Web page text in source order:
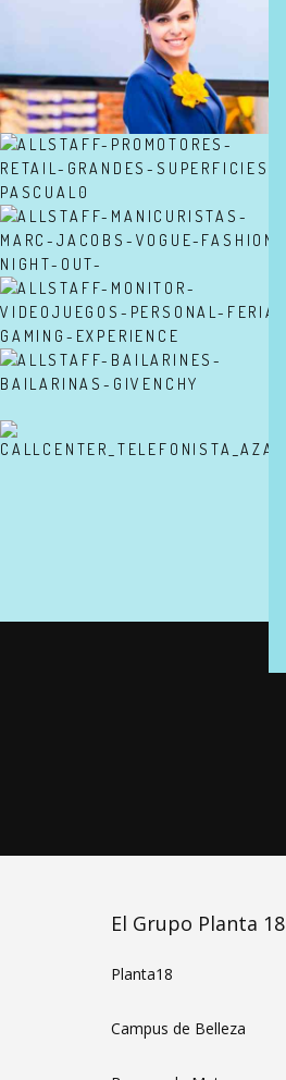
El Grupo Planta 18
Planta18
Campus de Belleza